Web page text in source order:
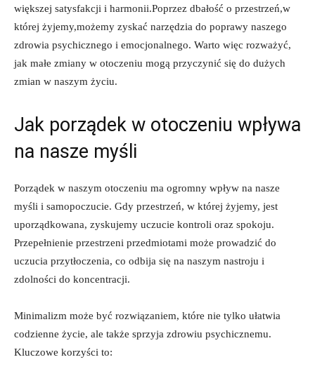
większej satysfakcji i harmonii.Poprzez dbałość o przestrzeń,w
której żyjemy,możemy zyskać narzędzia do poprawy ​naszego
zdrowia psychicznego i emocjonalnego. Warto więc rozważyć,
jak małe zmiany w otoczeniu mogą przyczynić‌ się do dużych
⁤zmian⁣ w naszym ⁣życiu.
Jak porządek w otoczeniu wpływa
na nasze myśli
Porządek w naszym otoczeniu ma ogromny wpływ ‍na nasze
myśli i samopoczucie. Gdy przestrzeń, w której żyjemy, jest
uporządkowana, zyskujemy uczucie kontroli ⁣oraz ⁤spokoju.
Przepełnienie przestrzeni przedmiotami może‍ prowadzić do
uczucia przytłoczenia, co odbija się na naszym​ nastroju i
⁢zdolności do koncentracji.
Minimalizm może być rozwiązaniem, które nie ​tylko ułatwia
codzienne życie, ale także⁣ sprzyja zdrowiu psychicznemu.⁣
Kluczowe korzyści⁤ to: